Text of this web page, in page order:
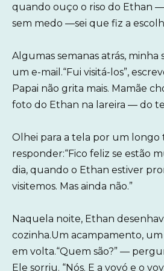
quando ouço o riso do Ethan
sem medo —sei que fiz a
Algumas semanas atrás,
um e-mail.“Fui visitá-los”,
Papai não grita mais. Mamãe
foto do Ethan na lareira — do
Olhei para a tela por um longo
responder:“Fico feliz se estão
dia, quando o Ethan estiver
visitemos. Mas ainda não.”
Naquela noite, Ethan
cozinha.Um acampamento,
em volta.“Quem são?” —
Ele sorriu. “Nós. E a vovó e o